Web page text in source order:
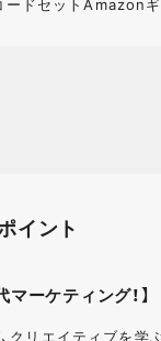
イント
ーケティング！】
クリエイティブを学